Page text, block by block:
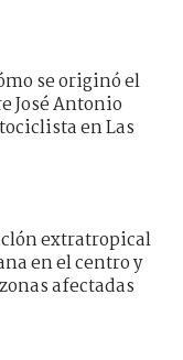
se originó el
José Antonio
en Las
extratropical
en el centro y
afectadas